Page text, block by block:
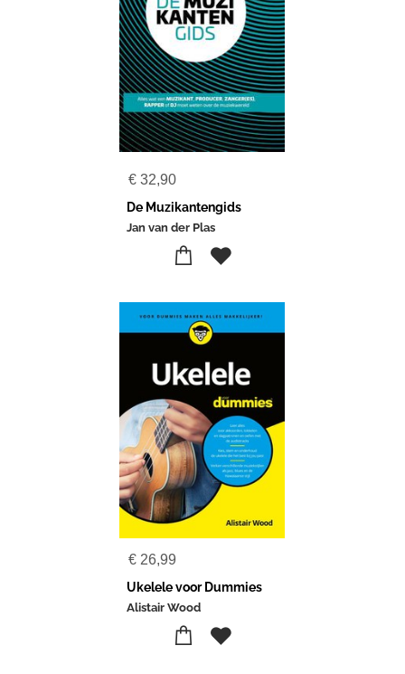
€ 32,90
De Muzikantengids
Jan van der Plas
€ 26,99
Ukelele voor Dummies
Alistair Wood